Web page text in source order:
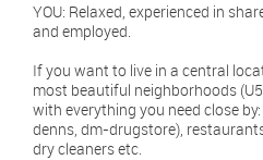
YOU: Relaxed, experienced in
and employed.
If you want to live in a central
most beautiful neighborhoods
with everything you need close
denns, dm-drugstore),
dry cleaners etc.